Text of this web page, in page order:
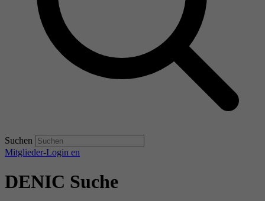
Suchen
Mitglieder-Login en
DENIC Suche